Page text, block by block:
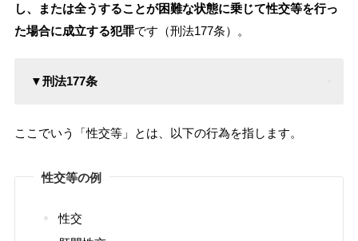
し、または全うすることが困難な状態に乗じて性交等を行っ
た場合に成立する犯罪です（刑法177条）。
▼刑法177条
ここでいう「性交等」とは、以下の行為を指します。
性交等の例
性交